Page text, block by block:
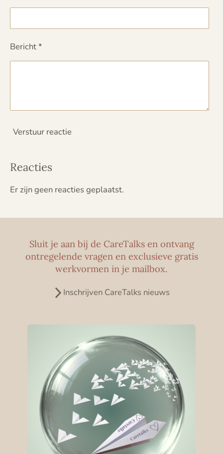
Bericht *
Verstuur reactie
Reacties
Er zijn geen reacties geplaatst.
Sluit je aan bij de CareTalks en ontvang
ontregelende vragen en exclusieve gratis
werkvormen in je mailbox.
Inschrijven CareTalks nieuws